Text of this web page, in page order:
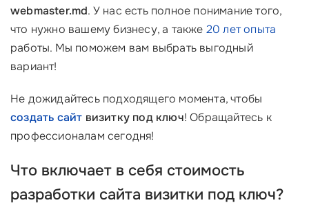
webmaster.md. У нас есть полное понимание того,
что нужно вашему бизнесу, а также 20 лет опыта
работы. Мы поможем вам выбрать выгодный
вариант!
Не дожидайтесь подходящего момента, чтобы
создать сайт визитку под ключ! Обращайтесь к
профессионалам сегодня!
Что включает в себя стоимость
разработки сайта визитки под ключ?